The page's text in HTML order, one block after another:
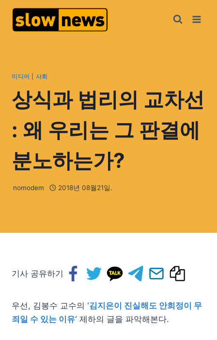
미디어 사회
상식과 법리의 교차선
: 왜 우리는 그 판결에
분노하는가?
nomodem 2018년 08월21일.
기사 공유하기
우선, 김봉수 교수의 ‘김지은이 진실해도 안희정이 무
죄일 수 있는 이유’ 제하의 글을 파악해본다.